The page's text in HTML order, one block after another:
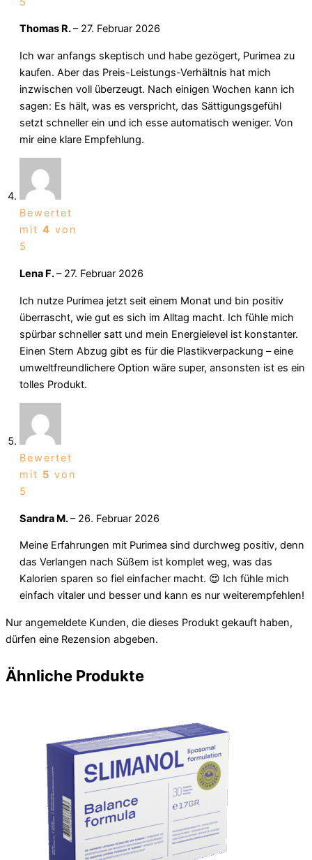
Thomas R.– 27. Februar 2026
Ich war anfangs skeptisch und habe gezögert, Purimea zu
kaufen. Aber das Preis-Leistungs-Verhältnis hat mich
inzwischen voll überzeugt. Nach einigen Wochen kann ich
sagen: Es hält, was es verspricht, das Sättigungsgefühl
setzt schneller ein und ich esse automatisch weniger. Von
mir eine klare Empfehlung.
Bewertet
mit 4 von
5
Lena F.– 27. Februar 2026
Ich nutze Purimea jetzt seit einem Monat und bin positiv
überrascht, wie gut es sich im Alltag macht. Ich fühle mich
spürbar schneller satt und mein Energielevel ist konstanter.
Einen Stern Abzug gibt es für die Plastikverpackung – eine
umweltfreundlichere Option wäre super, ansonsten ist es ein
tolles Produkt.
Bewertet
mit 5 von
5
Sandra M.– 26. Februar 2026
Meine Erfahrungen mit Purimea sind durchweg positiv, denn
das Verlangen nach Süßem ist komplet weg, was das
Kalorien sparen so fiel einfacher macht. 😍 Ich fühle mich
einfach vitaler und besser und kann es nur weiterempfehlen!
Nur angemeldete Kunden, die dieses Produkt gekauft haben,
dürfen eine Rezension abgeben.
Ähnliche Produkte